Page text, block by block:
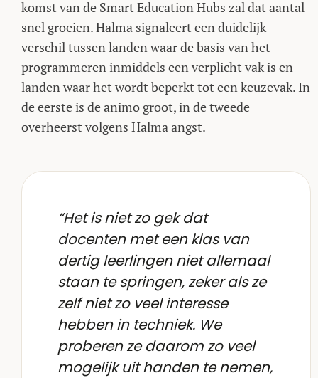
komst van de Smart Education Hubs zal dat aantal
snel groeien. Halma signaleert een duidelijk
verschil tussen landen waar de basis van het
programmeren inmiddels een verplicht vak is en
landen waar het wordt beperkt tot een keuzevak. In
de eerste is de animo groot, in de tweede
overheerst volgens Halma angst.
“Het is niet zo gek dat
docenten met een klas van
dertig leerlingen niet allemaal
staan te springen, zeker als ze
zelf niet zo veel interesse
hebben in techniek. We
proberen ze daarom zo veel
mogelijk uit handen te nemen,